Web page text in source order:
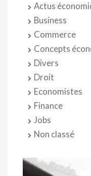
Actus
Business
Commerce
Concepts
Divers
Droit
Economistes
Finance
Jobs
Non classé